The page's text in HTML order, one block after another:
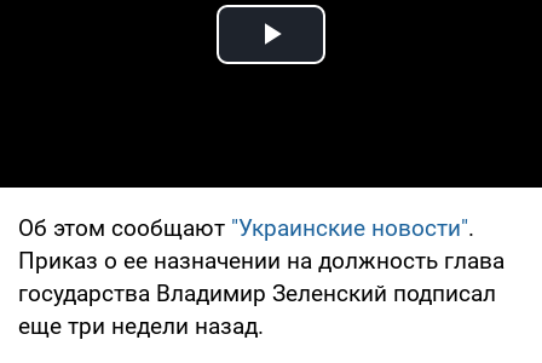
Play Video
Об этом сообщают "Украинские новости".
Приказ о ее назначении на должность глава
государства Владимир Зеленский подписал
еще три недели назад.